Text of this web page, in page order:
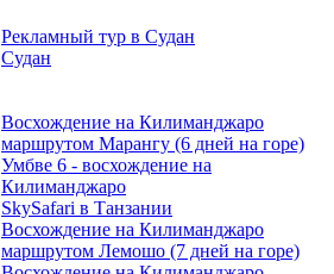
Рекламный тур в Cудан
Cудан
Восхождение на Килиманджаро
маршрутом Марангу (6 дней на горе)
Умбве 6 - восхождение на
Килиманджаро
SkySafari в Танзании
Восхождение на Килиманджаро
маршрутом Лемошо (7 дней на горе)